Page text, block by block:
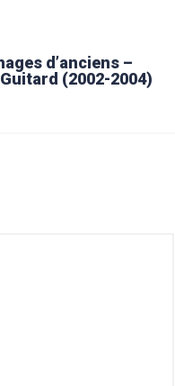
d’anciens –
(2002-2004)